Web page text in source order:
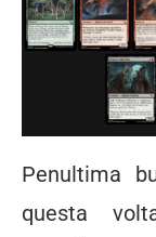
Penultima
questa